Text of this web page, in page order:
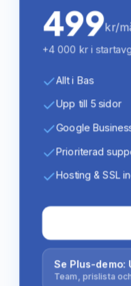
499kr/
+4 000 kr i
Allt i Bas
Upp till 5 sidor
Google
Prioriterad
Hosting & SSL
Se Plus-demo:
Team, prislista